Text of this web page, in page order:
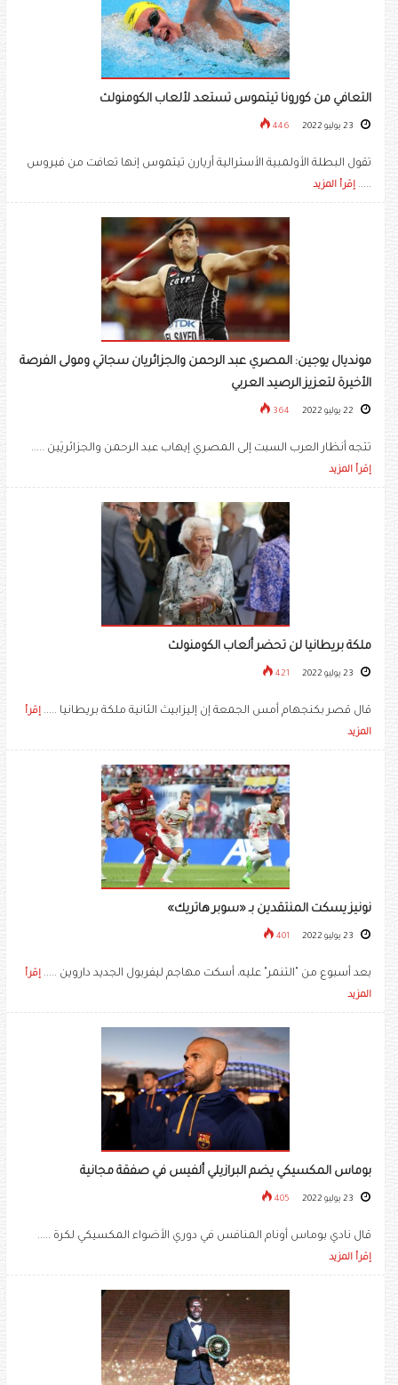
التعافي من كورونا تيتموس تستعد لألعاب الكومنولث
446
تقول البطلة الأولمبية الأسترالية أريارن تيتموس إنها تعافت من فيروس
..... إقرأ المزيد
مونديال يوجين: المصري عبد الرحمن والجزائريان سجاتي ومولى الفرصة
الأخيرة لتعزيز الرصيد العربي
364
تتجه أنظار العرب السبت إلى المصري إيهاب عبد الرحمن والجزائريَين .....
إقرأ المزيد
ملكة بريطانيا لن تحضر ألعاب الكومنولث
421
قال قصر بكنجهام أمس الجمعة إن إليزابيث الثانية ملكة بريطانيا ..... إقرأ
المزيد
نونيز يسكت المنتقدين بـ «سوبر هاتريك»
401
بعد أسبوع من "التنمر" عليه، أسكت مهاجم ليفربول الجديد داروين ..... إقرأ
المزيد
بوماس المكسيكي يضم البرازيلي ألفيس في صفقة مجانية
405
قال نادي بوماس أونام المنافس في دوري الأضواء المكسيكي لكرة .....
إقرأ المزيد